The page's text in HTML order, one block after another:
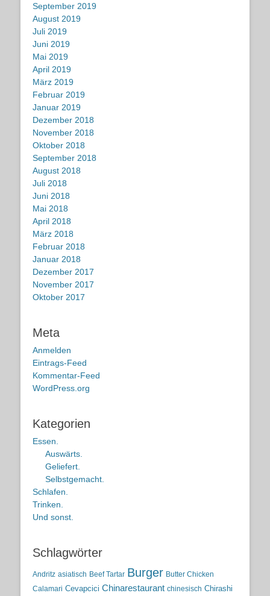
September 2019
August 2019
Juli 2019
Juni 2019
Mai 2019
April 2019
März 2019
Februar 2019
Januar 2019
Dezember 2018
November 2018
Oktober 2018
September 2018
August 2018
Juli 2018
Juni 2018
Mai 2018
April 2018
März 2018
Februar 2018
Januar 2018
Dezember 2017
November 2017
Oktober 2017
Meta
Anmelden
Eintrags-Feed
Kommentar-Feed
WordPress.org
Kategorien
Essen.
Auswärts.
Geliefert.
Selbstgemacht.
Schlafen.
Trinken.
Und sonst.
Schlagwörter
Andritz asiatisch Beef Tartar Burger Butter Chicken
Calamari Cevapcici Chinarestaurant chinesisch Chirashi